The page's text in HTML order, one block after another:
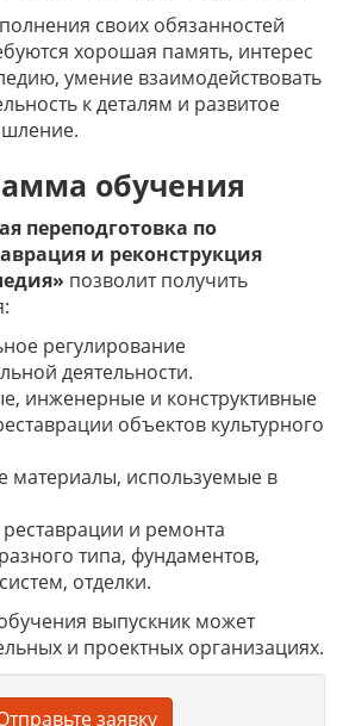
своих обязанностей
хорошая память, интерес
умение взаимодействовать
к деталям и развитое
обучения
переподготовка по
и реконструкция
позволит получить
регулирование
деятельности.
инженерные и конструктивные
объектов культурного
материалы, используемые в
и ремонта
типа, фундаментов,
отделки.
выпускник может
и проектных организациях.
заявку